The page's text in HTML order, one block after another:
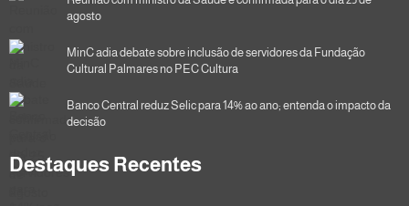
agosto
MinC adia debate sobre inclusão de servidores da Fundação
Cultural Palmares no PEC Cultura
Banco Central reduz Selic para 14% ao ano; entenda o impacto da
decisão
Destaques Recentes